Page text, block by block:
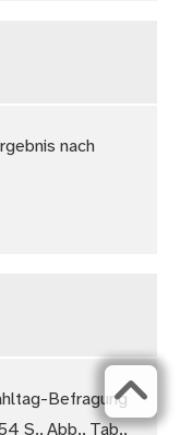
nach
Befragung
S., Abb., Tab.,